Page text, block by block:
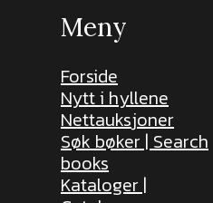
Meny
Forside
Nytt i hyllene
Nettauksjoner
Søk bøker | Search
books
Kataloger |